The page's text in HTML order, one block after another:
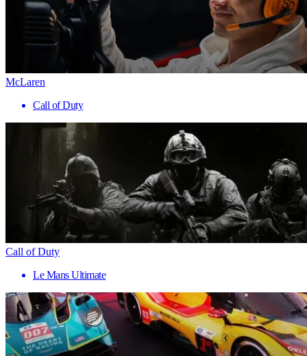
McLaren
Call of Duty
Call of Duty
Le Mans Ultimate